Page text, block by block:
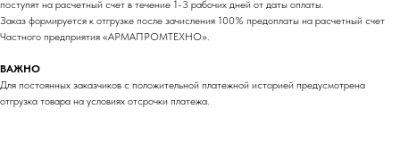
поступят на расчетный счет в течение 1-3 рабочих дней от даты оплаты.
Заказ формируется к отгрузке после зачисления 100% предоплаты на расчетный счет
Частного предприятия «АРМАПРОМТЕХНО».
ВАЖНО
Для постоянных заказчиков с положительной платежной историей предусмотрена
отгрузка товара на условиях отсрочки платежа.